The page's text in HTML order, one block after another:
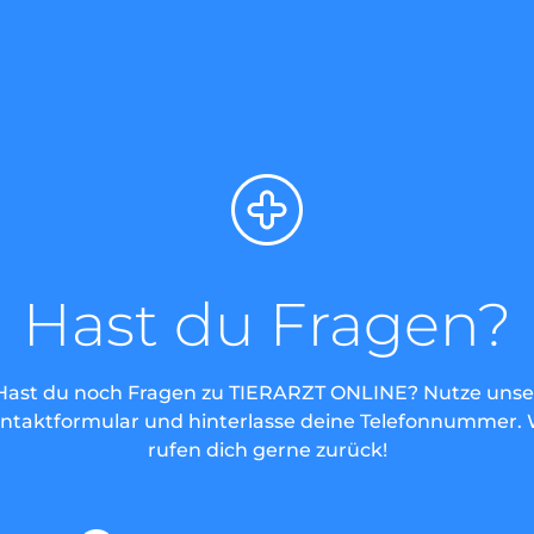
Hast du Fragen?
du noch Fragen zu TIERARZT ONLINE? Nutze
und hinterlasse deine Telefonnummer.
rufen dich gerne zurück!